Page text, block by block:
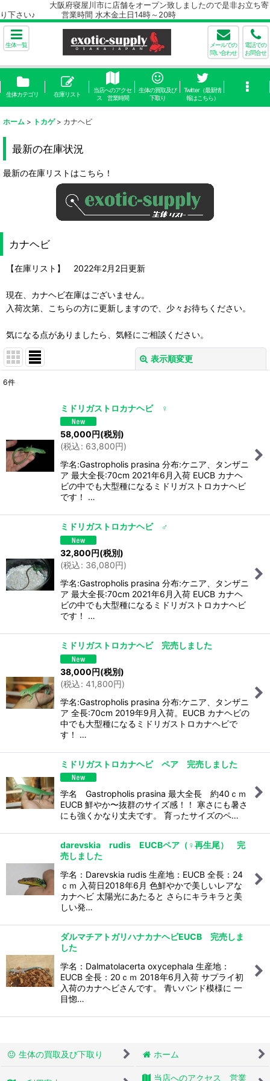
大阪府寝屋川市に店舗をオープン致しましたので是非お立ち寄
り下さい♪ 営業時間 水木金土日14時～20時
生体一覧
メールでの
問い合わせ
電話での
お問合せ
生体カテゴリ 在庫リスト
当店へのアクセ
ス 営業時間
生体の買取及び
下取り
Twitter（最新情
報はこちら）
ホーム > トカゲ > カナヘビ
最新の在庫状況
最新の在庫リストはこちら！
カナヘビ
【在庫リスト】 2022年2月2日更新
現在、カナヘビ在庫はございません。
入荷次第、こちらの方に更新しますので、少々お待ちください。
気になる点がありましたら、気軽にご相談ください。
表示順変更
6件
ミドリガストロカナヘビ ♀
58,000円(税別)
(税込: 63,800円)
学名:Gastropholis prasina 分布:ケニア、タンザニ
ア 最大全長:70cm 2021年6月入荷 EUCB カナヘ
ビの中でも大型種になるミドリガストロカナヘビ
です！ …
ミドリガストロカナヘビ ♂
32,800円(税別)
(税込: 36,080円)
学名:Gastropholis prasina 分布:ケニア、タンザニ
ア 最大全長:70cm 2021年6月入荷 EUCB カナヘ
ビの中でも大型種になるミドリガストロカナヘビ
です！ …
ミドリガストロカナヘビ 完売しました
38,000円(税別)
(税込: 41,800円)
学名:Gastropholis prasina 分布:ケニア、タンザニ
ア 全長:70cm 2019年9月入荷。EUCB カナヘビの
中でも大型種になるミドリガストロカナヘビで
す！ …
ミドリガストロカナヘビ ペア 完売しました
学名 Gastropholis prasina 最大全長 約40ｃｍ
EUCB 鮮やか〜抜群のサイズ感！！ 寒さにも暑さ
にも強くかなり丈夫です。 育ったサイズのペ…
darevskia rudis EUCBペア（♀再生尾） 完
売しました
学名：Darevskia rudis 生産地：EUCB 全長：24
ｃｍ 入荷日2018年6月 色鮮やかで美しいレアな
カナヘビ 太陽光にあたると さらにキラキラと美
しい発…
ダルマチアトガリハナカナヘビEUCB 完売しま
した
学名：Dalmatolacerta oxycephala 生産地：
EUCB 全長：20ｃｍ 2018年6月入荷 サプライ初
入荷のカナヘビさんです。 青いバンド模様に 一
目惚…
生体の買取及び下取り ホーム
当店へのアクセス 営業